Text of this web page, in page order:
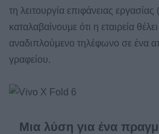
τη λειτουργία επιφάνειας
καταλαβαίνουμε ότι η εταιρεία
αναδιπλούμενο τηλέφωνο σε ένα
γραφείου.
Μια λύση για ένα